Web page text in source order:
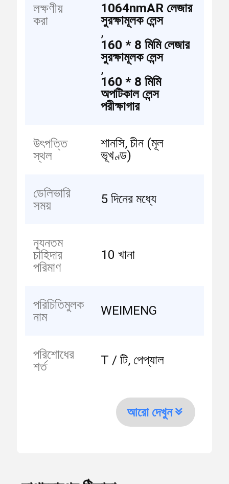
লক্ষণীয়
করা
1064nmAR লেজার
সুরক্ষামূলক লেন্স
,
160 * 8 মিমি লেজার
সুরক্ষামূলক লেন্স
,
160 * 8 মিমি
অপটিকাল লেন্স
পরীক্ষাগার
উৎপত্তি
স্থল
শানসি, চীন (মূল
ভূখণ্ড)
ডেলিভারি
সময়
5 দিনের মধ্যে
ন্যূনতম
চাহিদার
পরিমাণ
10 খানা
পরিচিতিমুলক
নাম
WEIMENG
পরিশোধের
শর্ত
T / টি, পেপ্যাল
আরো দেখুন